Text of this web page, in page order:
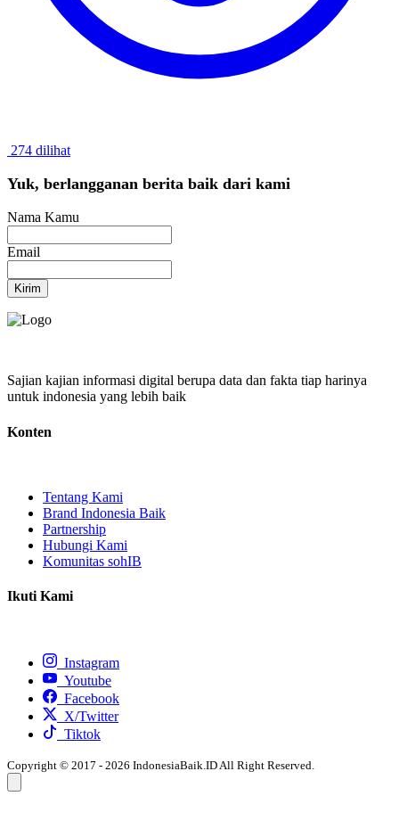
274 dilihat
Yuk, berlangganan berita baik dari kami
Nama Kamu
Email
Kirim
Sajian kajian informasi digital berupa data dan fakta tiap harinya
untuk indonesia yang lebih baik
Konten
Tentang Kami
Brand Indonesia Baik
Partnership
Hubungi Kami
Komunitas sohIB
Ikuti Kami
Instagram
Youtube
Facebook
X/Twitter
Tiktok
Copyright © 2017 - 2026 IndonesiaBaik.ID All Right Reserved.